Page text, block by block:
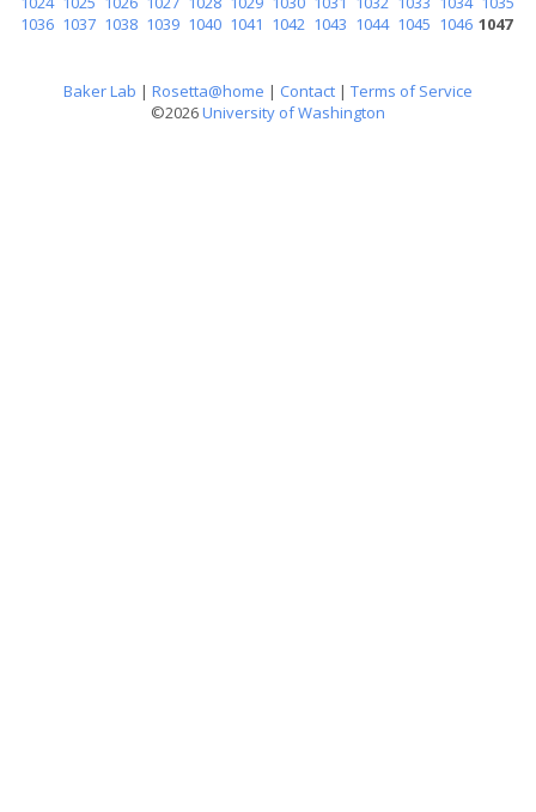
1036 1037 1038 1039 1040 1041 1042 1043 1044 1045 1046 1047
Baker Lab | Rosetta@home | Contact | Terms of Service
©2026University of Washington